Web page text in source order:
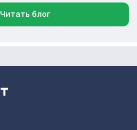
Читать блог